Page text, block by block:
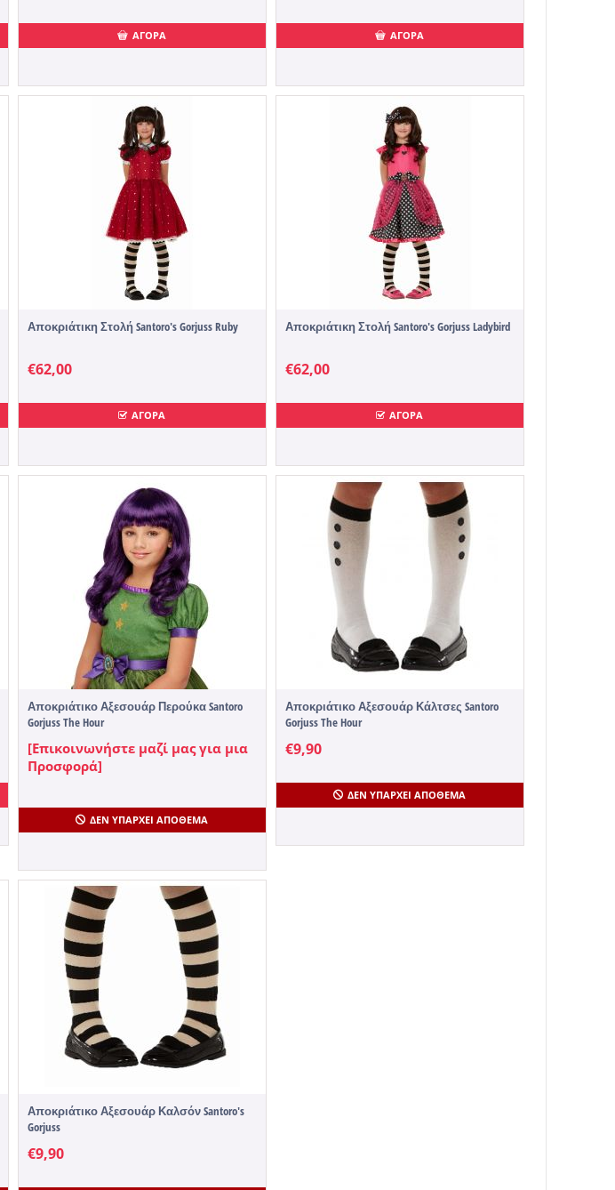
ΑΓΟΡΑ ΑΓΟΡΑ
Αποκριάτικη Στολή Santoro's Gorjuss Ruby
€62,00
ΑΓΟΡΑ
Αποκριάτικη Στολή Santoro's Gorjuss Ladybird
€62,00
ΑΓΟΡΑ
Αποκριάτικο Αξεσουάρ Περούκα Santoro
Gorjuss The Hour
[Επικοινωνήστε μαζί μας για μια
Προσφορά]
ΔΕΝ ΥΠΆΡΧΕΙ ΑΠΌΘΕΜΑ
Αποκριάτικο Αξεσουάρ Κάλτσες Santoro
Gorjuss The Hour
€9,90
ΔΕΝ ΥΠΆΡΧΕΙ ΑΠΌΘΕΜΑ
Αποκριάτικο Αξεσουάρ Καλσόν Santoro's
Gorjuss
€9,90